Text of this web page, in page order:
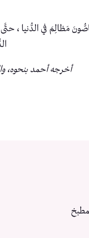
مَظالِمَ في الدُّنيا
أخرجه أحمد بنحوه،